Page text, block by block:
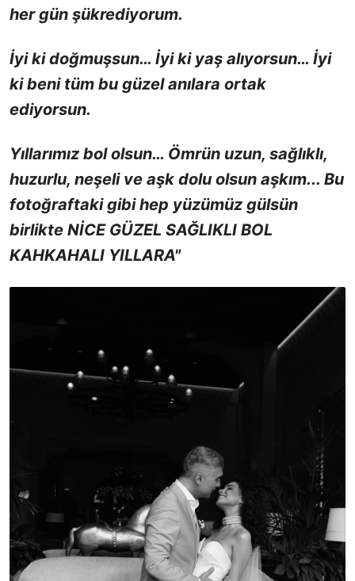
her gün şükrediyorum.
İyi ki doğmuşsun… İyi ki yaş alıyorsun… İyi
ki beni tüm bu güzel anılara ortak
ediyorsun.
Yıllarımız bol olsun… Ömrün uzun, sağlıklı,
huzurlu, neşeli ve aşk dolu olsun aşkım... Bu
fotoğraftaki gibi hep yüzümüz gülsün
birlikte NİCE GÜZEL SAĞLIKLI BOL
KAHKAHALI YILLARA"